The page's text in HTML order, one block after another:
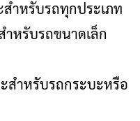
สำหรับรถทุกประเภท
ำหรับรถขนาดเล็ก
ะสำหรับรถกระบะหรือ